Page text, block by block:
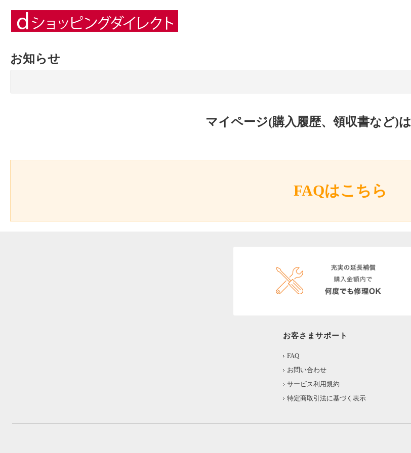
お知らせ
マイページ(購入履歴、領収書など)は
FAQはこちら
お客さまサポート
FAQ
お問い合わせ
サービス利用規約
特定商取引法に基づく表示